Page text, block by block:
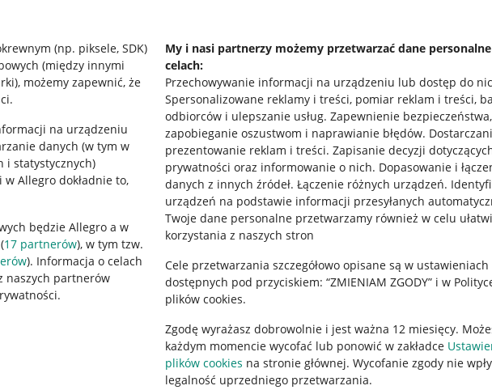
(np. piksele, SDK)
(między innymi
, możemy zapewnić, że
na urządzeniu
danych (w tym w
i statystycznych)
Allegro dokładnie to,
będzie Allegro a w
17 partnerów), w tym tzw.
). Informacja o celach
naszych partnerów
My i nasi partnerzy możemy przetwarzać dane
celach:
Przechowywanie informacji na urządzeniu lub dostęp do
Spersonalizowane reklamy i treści, pomiar reklam i treści,
odbiorców i ulepszanie usług. Zapewnienie bezpieczeństwa,
zapobieganie oszustwom i naprawianie błędów.
prezentowanie reklam i treści. Zapisanie decyzji
prywatności oraz informowanie o nich. Dopasowanie i
danych z innych źródeł. Łączenie różnych urządzeń.
urządzeń na podstawie informacji przesyłanych
Twoje dane personalne przetwarzamy również w celu
korzystania z naszych stron
Cele przetwarzania szczegółowo opisane są w ustawieniach
dostępnych pod przyciskiem: “ZMIENIAM ZGODY” i w
plików cookies.
Zgodę wyrażasz dobrowolnie i jest ważna 12 miesięcy.
każdym momencie wycofać lub ponowić w zakładce
plików cookies na stronie głównej. Wycofanie zgody nie
legalność uprzedniego przetwarzania.
Regulamin
Polityka plików "cookies"
Ustawienia plików "cookies"
Udostępnianie lokalizacji
Informacje dla Aktu o Usługach Cyfrowych
Pobierz aplikację